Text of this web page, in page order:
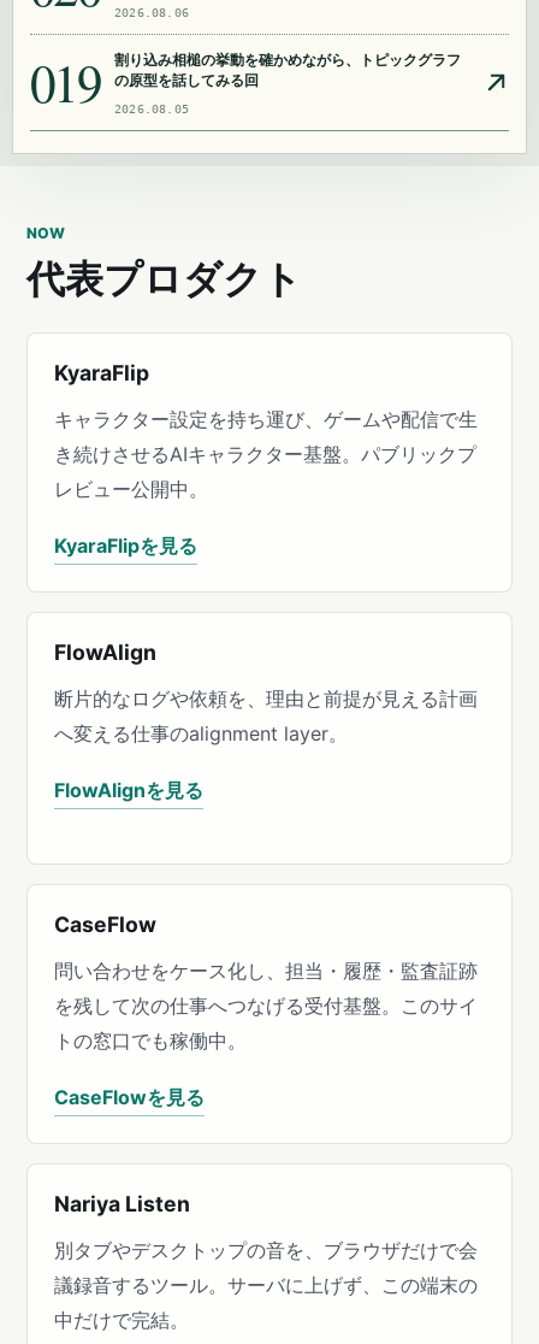
2026.08.06
019
割り込み相槌の挙動を確かめながら、トピックグラフ
の原型を話してみる回
2026.08.05
NOW
代表プロダクト
KyaraFlip
キャラクター設定を持ち運び、ゲームや配信で生
き続けさせるAIキャラクター基盤。パブリックプ
レビュー公開中。
KyaraFlipを見る
FlowAlign
断片的なログや依頼を、理由と前提が見える計画
へ変える仕事のalignment layer。
FlowAlignを見る
CaseFlow
問い合わせをケース化し、担当・履歴・監査証跡
を残して次の仕事へつなげる受付基盤。このサイ
トの窓口でも稼働中。
CaseFlowを見る
Nariya Listen
別タブやデスクトップの音を、ブラウザだけで会
議録音するツール。サーバに上げず、この端末の
中だけで完結。